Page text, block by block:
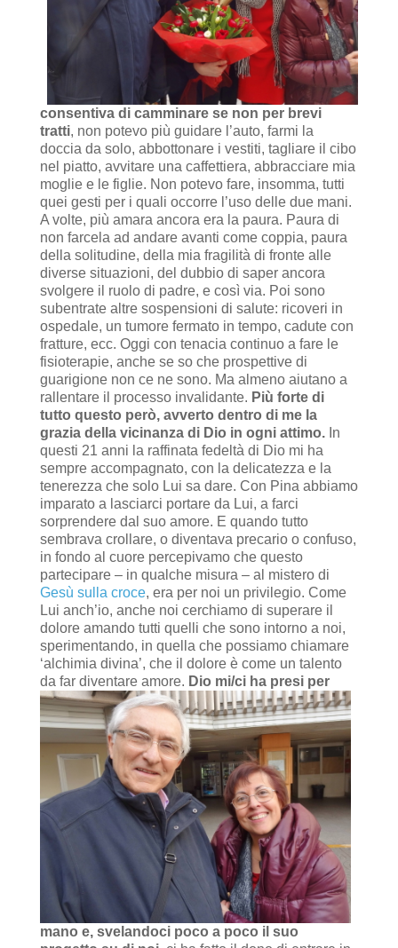
consentiva di camminare se non per brevi
tratti, non potevo più guidare l’auto, farmi la
doccia da solo, abbottonare i vestiti, tagliare il cibo
nel piatto, avvitare una caffettiera, abbracciare mia
moglie e le figlie. Non potevo fare, insomma, tutti
quei gesti per i quali occorre l’uso delle due mani.
A volte, più amara ancora era la paura. Paura di
non farcela ad andare avanti come coppia, paura
della solitudine, della mia fragilità di fronte alle
diverse situazioni, del dubbio di saper ancora
svolgere il ruolo di padre, e così via. Poi sono
subentrate altre sospensioni di salute: ricoveri in
ospedale, un tumore fermato in tempo, cadute con
fratture, ecc. Oggi con tenacia continuo a fare le
fisioterapie, anche se so che prospettive di
guarigione non ce ne sono. Ma almeno aiutano a
rallentare il processo invalidante. Più forte di
tutto questo però, avverto dentro di me la
grazia della vicinanza di Dio in ogni attimo.In
questi 21 anni la raffinata fedeltà di Dio mi ha
sempre accompagnato, con la delicatezza e la
tenerezza che solo Lui sa dare. Con Pina abbiamo
imparato a lasciarci portare da Lui, a farci
sorprendere dal suo amore. E quando tutto
sembrava crollare, o diventava precario o confuso,
in fondo al cuore percepivamo che questo
partecipare – in qualche misura – al mistero di
Gesù sulla croce, era per noi un privilegio. Come
Lui anch’io, anche noi cerchiamo di superare il
dolore amando tutti quelli che sono intorno a noi,
sperimentando, in quella che possiamo chiamare
‘alchimia divina’, che il dolore è come un talento
da far diventare amore. Dio mi/ci ha presi per
mano e, svelandoci poco a poco il suo